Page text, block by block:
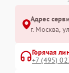
Адрес
г. Москва,
Горячая
+7 (495)